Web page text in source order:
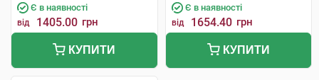
Є в наявності
від 1405.00 грн
КУПИТИ
Є в наявності
від 1654.40 грн
КУПИТИ